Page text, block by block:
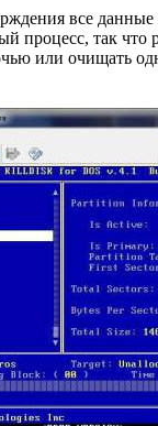
все
процесс, так что
или очищать